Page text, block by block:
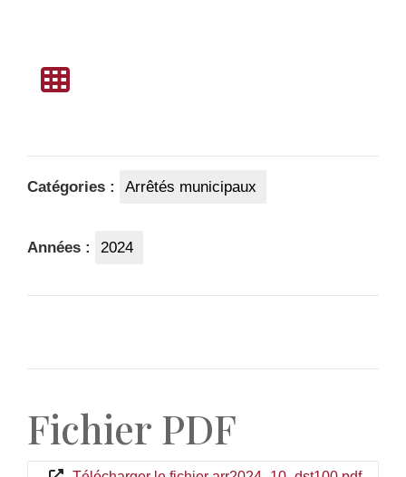
Catégories : Arrêtés municipaux
Années : 2024
Fichier PDF